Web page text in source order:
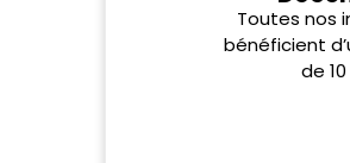
Toutes nos
bénéficient
de